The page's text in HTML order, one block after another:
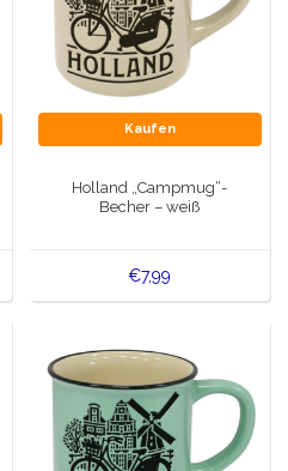
Kaufen
Holland „Campmug“-
Becher – weiß
€7,99